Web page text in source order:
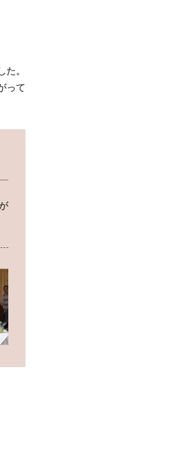
。
って